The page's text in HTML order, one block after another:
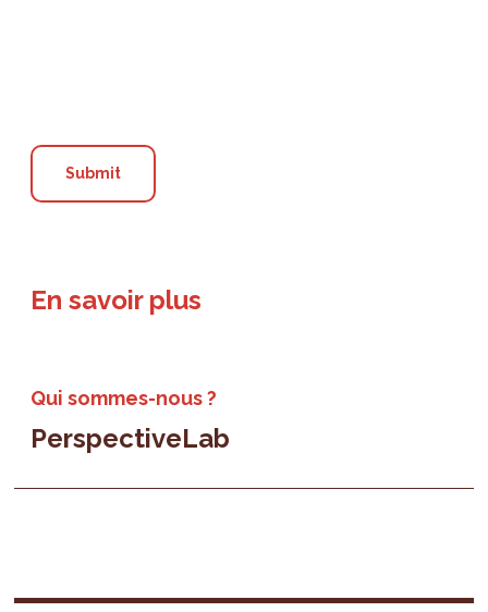
En savoir plus
Qui sommes-nous ?
PerspectiveLab